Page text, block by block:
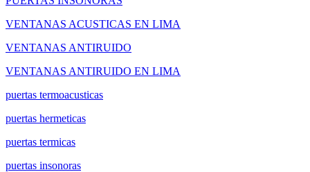
VENTANAS ACUSTICAS EN LIMA
VENTANAS ANTIRUIDO
VENTANAS ANTIRUIDO EN LIMA
puertas termoacusticas
puertas hermeticas
puertas termicas
puertas insonoras